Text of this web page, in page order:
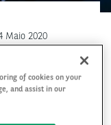
Maio 2020
of cookies on your
and assist in our